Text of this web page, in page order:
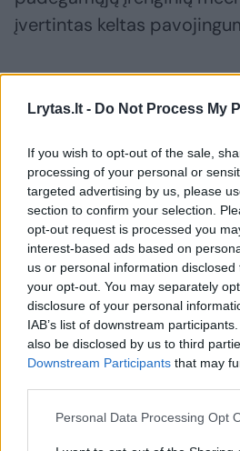
Lrytas.lt - Do Not Process My
If you wish to opt-out of the sale,
processing of your personal or
targeted advertising by us, please
section to confirm your selection.
opt-out request is processed you
interest-based ads based on
us or personal information
your opt-out. You may separately
disclosure of your personal
IAB’s list of downstream
also be disclosed by us to third
Downstream Participants that may
Personal Data Processing Opt
įvertintas keltas
tyrimo metu surinkti
kaltinamieji įvykdė teroro
„Asmenys sugadino DHL
vertės turtą, (...) sukėlė
gyvybei, sveikatai ir
– pažymėjo valstybės
Kaltinamajame akte
kaltinamieji
siuntose, kuriose buvo